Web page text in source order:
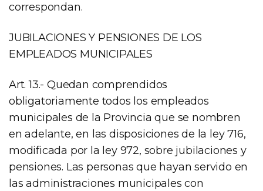
correspondan.
JUBILACIONES Y PENSIONES DE LOS
EMPLEADOS MUNICIPALES
Art. 13.- Quedan comprendidos
obligatoriamente todos los empleados
municipales de la Provincia que se nombren
en adelante, en las disposiciones de la ley 716,
modificada por la ley 972, sobre jubilaciones y
pensiones. Las personas que hayan servido en
las administraciones municipales con